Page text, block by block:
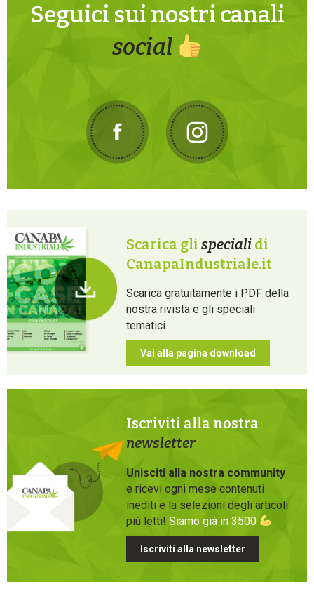
Seguici sui nostri canali
social
Scarica gli speciali di
CanapaIndustriale.it
Scarica gratuitamente i PDF della
nostra rivista e gli speciali
tematici.
Vai alla pagina download
Iscriviti alla nostra
newsletter
Unisciti alla nostra community
e ricevi ogni mese contenuti
inediti e la selezioni degli articoli
più letti! Siamo già in 3500
Iscriviti alla newsletter